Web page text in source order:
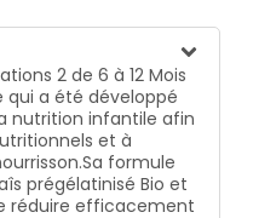
2 de 6 à 12 Mois
qui a été développé
nutrition infantile afin
et à
formule
prégélatinisé Bio et
réduire efficacement